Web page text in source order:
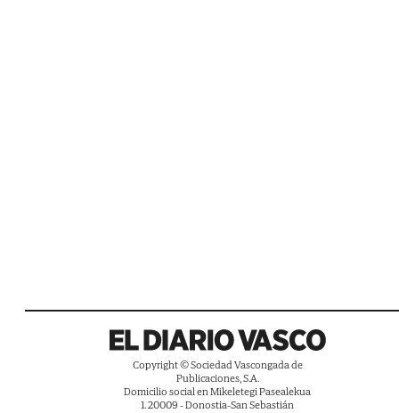
Copyright © Sociedad Vascongada de
Publicaciones, S.A.
Domicilio social en Mikeletegi Pasealekua
1. 20009 - Donostia-San Sebastián